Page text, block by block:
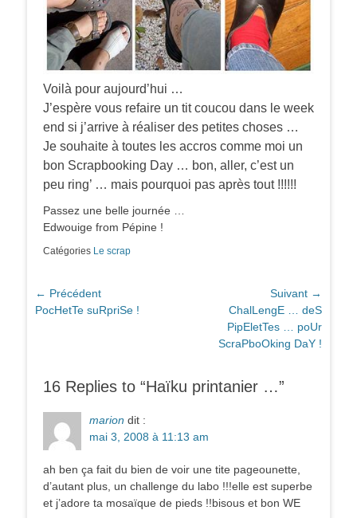
Voilà pour aujourd’hui …
J’espère vous refaire un tit coucou dans le week
end si j’arrive à réaliser des petites choses …
Je souhaite à toutes les accros comme moi un
bon Scrapbooking Day … bon, aller, c’est un
peu ring’ … mais pourquoi pas après tout !!!!!!
Passez une belle journée …
Edwouige from Pépine !
Catégories Le scrap
Navigation
de
← Précédent
Article
PocHetTe suRpriSe !
Suivant →
ChalLengE … deS
PipEletTes … poUr
ScraPboOking DaY !
16 Replies to “Haïku printanier …”
marion dit :
mai 3, 2008 à 11:13 am
ah ben ça fait du bien de voir une tite pageounette,
d’autant plus, un challenge du labo !!!elle est superbe
et j’adore ta mosaïque de pieds !!bisous et bon WE